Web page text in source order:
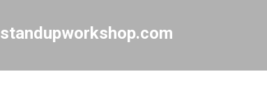
standupworkshop.com